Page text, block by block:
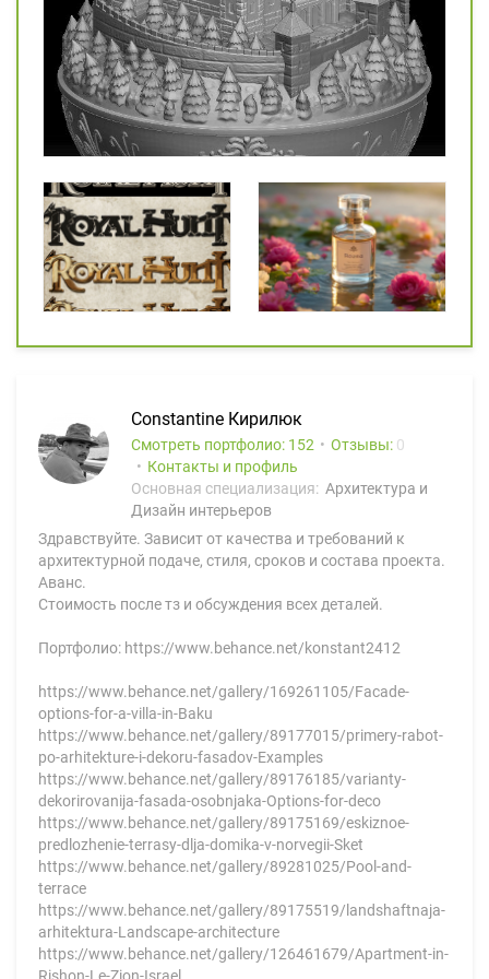
Constantine Кирилюк
Смотреть портфолио: 152 Отзывы: 0
Контакты и профиль
Основная специализация: Архитектура и
Дизайн интерьеров
Здравствуйте. Зависит от качества и требований к
архитектурной подаче, стиля, сроков и состава проекта.
Аванс.
Стоимость после тз и обсуждения всех деталей.
Портфолио: https://www.behance.net/konstant2412
https://www.behance.net/gallery/169261105/Facade-
options-for-a-villa-in-Baku
https://www.behance.net/gallery/89177015/primery-rabot-
po-arhitekture-i-dekoru-fasadov-Examples
https://www.behance.net/gallery/89176185/varianty-
dekorirovanija-fasada-osobnjaka-Options-for-deco
https://www.behance.net/gallery/89175169/eskiznoe-
predlozhenie-terrasy-dlja-domika-v-norvegii-Sket
https://www.behance.net/gallery/89281025/Pool-and-
terrace
https://www.behance.net/gallery/89175519/landshaftnaja-
arhitektura-Landscape-architecture
https://www.behance.net/gallery/126461679/Apartment-in-
Rishon-Le-Zion-Israel